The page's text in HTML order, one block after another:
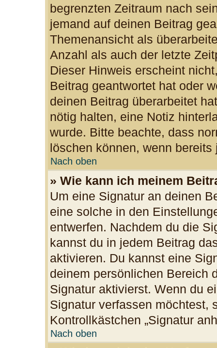
begrenzten Zeitraum nach
jemand auf deinen Beitrag
Themenansicht als
Anzahl als auch der letzte
Dieser Hinweis erscheint
Beitrag geantwortet hat oder
deinen Beitrag überarbeitet
nötig halten, eine Notiz
wurde. Bitte beachte, dass
löschen können, wenn
Nach oben
» Wie kann ich meinem
Um eine Signatur an deinen
eine solche in den
entwerfen. Nachdem du die
kannst du in jedem Beitrag
aktivieren. Du kannst eine
deinem persönlichen Bereich
Signatur aktivierst. Wenn du
Signatur verfassen möchtest,
Kontrollkästchen „Signatur
Nach oben